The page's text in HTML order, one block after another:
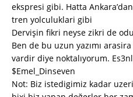
ekspresi gibi. Hatta
tren yolculuklari gibi
Dervişin fikri neyse zikri de
Ben de bu uzun yazımı
vardir diye noktalıyorum.
$Emel_Dinseven
Not: Biz istedigimiz kadar